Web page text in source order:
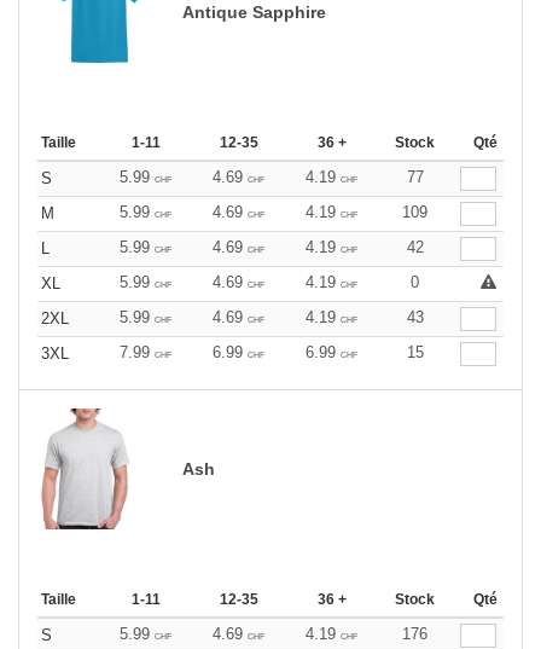
Antique Sapphire
Taille 1-11 12-35 36 + Stock Qté
S 5.99 CHF 4.69 CHF 4.19 CHF
77
M
5.99 CHF 4.69 CHF 4.19 CHF
109
L
5.99 CHF 4.69 CHF 4.19 CHF
42
XL
5.99 CHF 4.69 CHF 4.19 CHF
0
2XL
5.99 CHF 4.69 CHF 4.19 CHF
43
3XL
7.99 CHF 6.99 CHF 6.99 CHF 15
Ash
Taille 1-11 12-35 36 + Stock Qté
S 5.99 CHF 4.69 CHF 4.19 CHF
176